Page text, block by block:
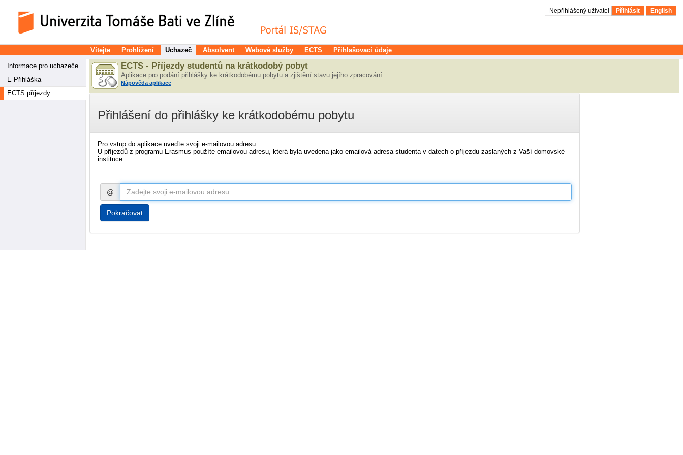
Nepřihlášený uživatel Přihlásit English
Vítejte Prohlížení Uchazeč Absolvent Webové služby ECTS Přihlašovací údaje
Informace pro uchazeče
E-Přihláška
ECTS příjezdy
ECTS - Příjezdy studentů na krátkodobý pobyt
Aplikace pro podání přihlášky ke krátkodobému pobytu a zjištění stavu jejího zpracování.
Nápověda aplikace
Přihlášení do přihlášky ke krátkodobému pobytu
Pro vstup do aplikace uveďte svoji e-mailovou adresu.
U příjezdů z programu Erasmus použíte emailovou adresu, která byla uvedena jako emailová adresa studenta v datech o příjezdu zaslaných z Vaší domovské
instituce.
@
Pokračovat